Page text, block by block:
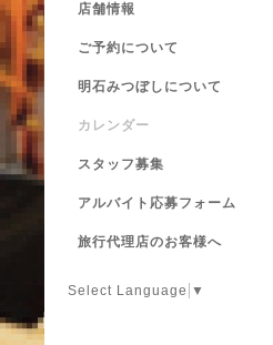
店舗情報
ご予約について
明石みつぼしについて
カレンダー
スタッフ募集
アルバイト応募フォーム
旅行代理店のお客様へ
Select Language ▼